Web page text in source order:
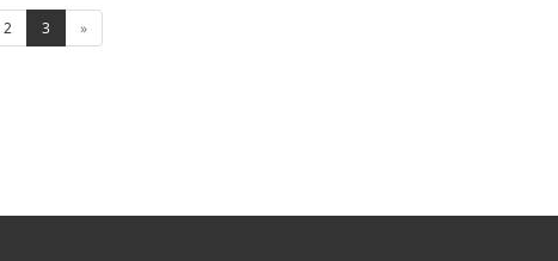
2 3 »